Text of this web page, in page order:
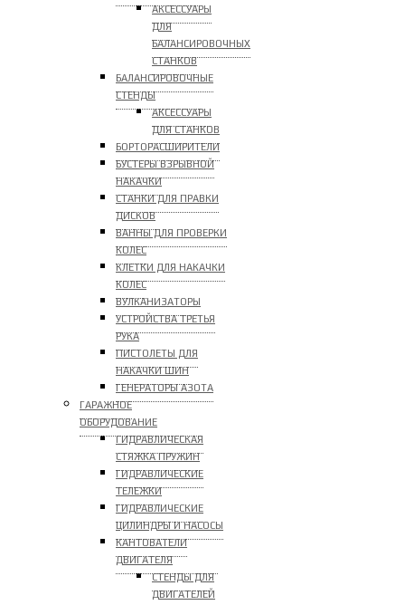
АКСЕССУАРЫ
ДЛЯ
БАЛАНСИРОВОЧНЫХ
СТАНКОВ
БАЛАНСИРОВОЧНЫЕ
СТЕНДЫ
АКСЕССУАРЫ
ДЛЯ СТАНКОВ
БОРТОРАСШИРИТЕЛИ
БУСТЕРЫ ВЗРЫВНОЙ
НАКАЧКИ
СТАНКИ ДЛЯ ПРАВКИ
ДИСКОВ
ВАННЫ ДЛЯ ПРОВЕРКИ
КОЛЕС
КЛЕТКИ ДЛЯ НАКАЧКИ
КОЛЕС
ВУЛКАНИЗАТОРЫ
УСТРОЙСТВА ТРЕТЬЯ
РУКА
ПИСТОЛЕТЫ ДЛЯ
НАКАЧКИ ШИН
ГЕНЕРАТОРЫ АЗОТА
ГАРАЖНОЕ
ОБОРУДОВАНИЕ
ГИДРАВЛИЧЕСКАЯ
СТЯЖКА ПРУЖИН
ГИДРАВЛИЧЕСКИЕ
ТЕЛЕЖКИ
ГИДРАВЛИЧЕСКИЕ
ЦИЛИНДРЫ И НАСОСЫ
КАНТОВАТЕЛИ
ДВИГАТЕЛЯ
СТЕНДЫ ДЛЯ
ДВИГАТЕЛЕЙ